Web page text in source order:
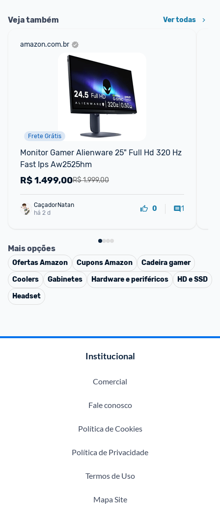
Veja também Ver todas
amazon.com.br
Frete Grátis
Monitor Gamer Alienware 25" Full Hd 320 Hz
Fast Ips Aw2525hm
R$ 1.999,00
R$1.499,00
CaçadorNatan
há 2 d
0 1
Mais opções
OfertasAmazon CuponsAmazon
Cadeira gamer
Coolers
Gabinetes Hardware e periféricos
HD e SSD
Headset
Institucional
Comercial
Fale conosco
Política de Cookies
Política de Privacidade
Termos de Uso
Mapa Site